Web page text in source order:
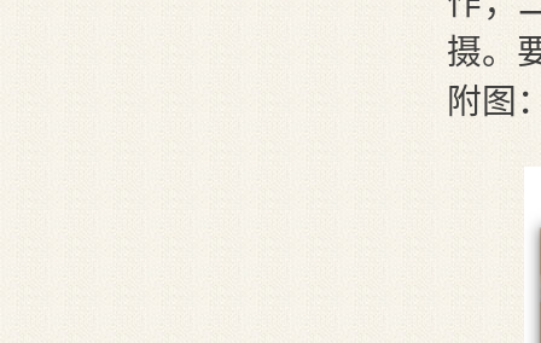
摄。
附图